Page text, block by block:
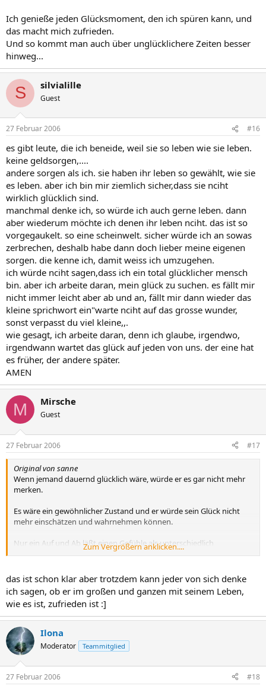
Ich genieße jeden Glücksmoment, den ich spüren kann, und
das macht mich zufrieden.
Und so kommt man auch über unglücklichere Zeiten besser
hinweg...
S silvialille
Guest
27 Februar 2006 #16
es gibt leute, die ich beneide, weil sie so leben wie sie leben.
keine geldsorgen,....
andere sorgen als ich. sie haben ihr leben so gewählt, wie sie
es leben. aber ich bin mir ziemlich sicher,dass sie nciht
wirklich glücklich sind.
manchmal denke ich, so würde ich auch gerne leben. dann
aber wiederum möchte ich denen ihr leben nciht. das ist so
vorgegaukelt. so eine scheinwelt. sicher würde ich an sowas
zerbrechen, deshalb habe dann doch lieber meine eigenen
sorgen. die kenne ich, damit weiss ich umzugehen.
ich würde nciht sagen,dass ich ein total glücklicher mensch
bin. aber ich arbeite daran, mein glück zu suchen. es fällt mir
nicht immer leicht aber ab und an, fällt mir dann wieder das
kleine sprichwort ein"warte nciht auf das grosse wunder,
sonst verpasst du viel kleine,,.
wie gesagt, ich arbeite daran, denn ich glaube, irgendwo,
irgendwann wartet das glück auf jeden von uns. der eine hat
es früher, der andere später.
AMEN
M Mirsche
Guest
27 Februar 2006 #17
Original von sanne
Wenn jemand dauernd glücklich wäre, würde er es gar nicht mehr
merken.
Es wäre ein gewöhnlicher Zustand und er würde sein Glück nicht
mehr einschätzen und wahrnehmen können.
Nur ein Auf und Ab läßt einen Gefühle als unterschiedlich
wahrnehmen und die glücklichen besonders wertschätzen.
Zum Vergrößern anklicken....
das ist schon klar aber trotzdem kann jeder von sich denke
ich sagen, ob er im großen und ganzen mit seinem Leben,
wie es ist, zufrieden ist :]
Ilona
Moderator Teammitglied
27 Februar 2006 #18